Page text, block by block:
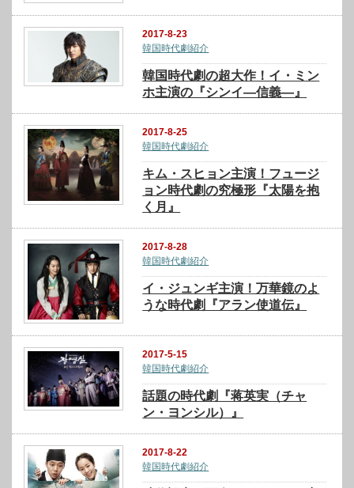
2017-8-23
韓国時代劇紹介
韓国時代劇の超大作！イ・ミン
ホ主演の『シンイ―信義―』
2017-8-25
韓国時代劇紹介
キム・スヒョン主演！フュージ
ョン時代劇の究極形『太陽を抱
く月』
2017-8-28
韓国時代劇紹介
イ・ジュンギ主演！万華鏡のよ
うな時代劇『アラン使道伝』
2017-5-15
韓国時代劇紹介
話題の時代劇『蒋英実（チャ
ン・ヨンシル）』
2017-8-22
韓国時代劇紹介